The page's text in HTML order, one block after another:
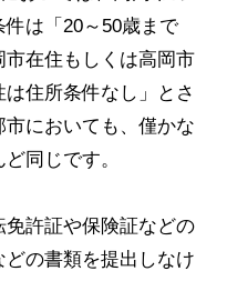
は「20～50歳まで
在住もしくは高岡市
住所条件なし」とさ
においても、僅かな
同じです。
許証や保険証などの
の書類を提出しなけ